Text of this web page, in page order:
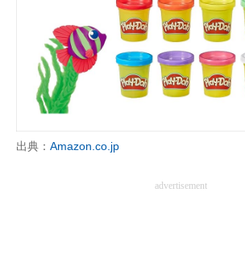
AI活用のいまが分かる
企業ITのトレンドを詳説
経営リーダーのコミュニティ
マーケ×ITの今がよく分かる
ITエンジニア向け専門サイト
企業向けIT製品の総合サイト
出典： Amazon.co.jp
advertisement